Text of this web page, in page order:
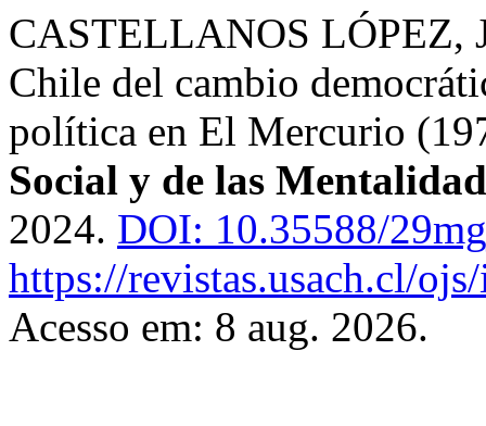
CASTELLANOS LÓPEZ,
Chile del cambio
política en El Mercurio
Social y de las
2024. DOI: 10.35588/
https://revistas.usach.cl/
Acesso em: 8 aug. 2026.